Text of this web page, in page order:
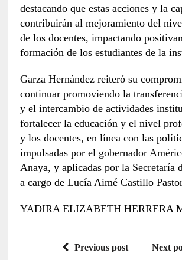
destacando que estas acciones y la
contribuirán al mejoramiento del
de los docentes, impactando
formación de los estudiantes de la
Garza Hernández reiteró su
continuar promoviendo la
y el intercambio de actividades
fortalecer la educación y el nivel
y los docentes, en línea con las
impulsadas por el gobernador
Anaya, y aplicadas por la Secretaría
a cargo de Lucía Aimé Castillo
YADIRA ELIZABETH HERRERA
Previous post Next